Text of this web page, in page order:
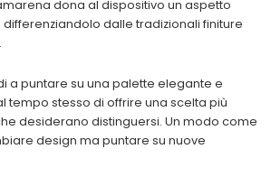
dona al dispositivo un aspetto
dalle tradizionali finiture
a puntare su una palette elegante e
tempo stesso di offrire una scelta più
desiderano distinguersi. Un modo come
design ma puntare su nuove